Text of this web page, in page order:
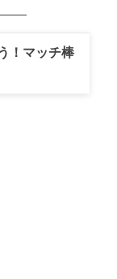
！マッチ棒